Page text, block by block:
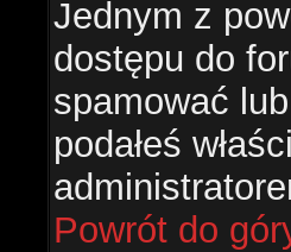
Jednym z
dostępu do
spamować
podałeś
Powrót do